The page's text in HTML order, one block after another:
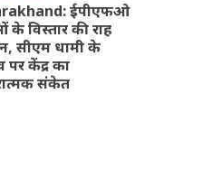
ईपीएफओ
विस्तार की राह
सीएम धामी के
पर केंद्र का
संकेत